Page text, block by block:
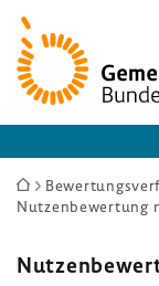
Zur
Startseite
Sie
sind
Nutzenbewertung